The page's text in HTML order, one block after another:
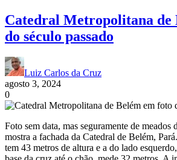
Catedral Metropolitana de
do século passado
Luiz Carlos da Cruz
agosto 3, 2024
0
Foto sem data, mas seguramente de meados
mostra a fachada da Catedral de Belém,
tem 43 metros de altura e a do lado